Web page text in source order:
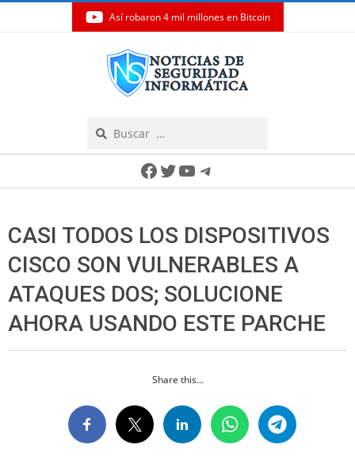
Así robaron 4 mil millones en Bitcoin
Facebook
Twitter
YouTube
Telegram
CASI TODOS LOS DISPOSITIVOS
CISCO SON VULNERABLES A
ATAQUES DOS; SOLUCIONE
AHORA USANDO ESTE PARCHE
Share this...